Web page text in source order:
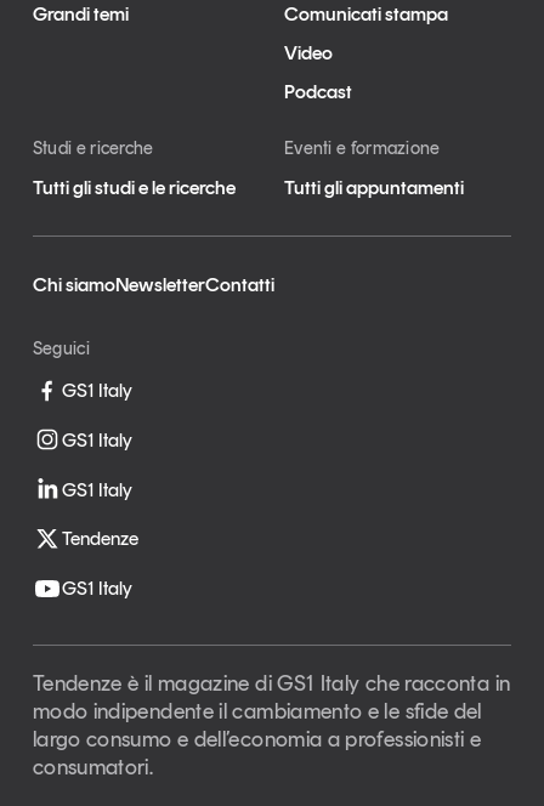
Grandi temi
Comunicati stampa
Video
Podcast
Studi e ricerche
Tutti gli studi e le ricerche
Eventi e formazione
Tutti gli appuntamenti
Chi siamoNewsletterContatti
Seguici
GS1 Italy
GS1 Italy
GS1 Italy
Tendenze
GS1 Italy
Tendenze è il magazine di GS1 Italy che racconta in
modo indipendente il cambiamento e le sfide del
largo consumo e dell’economia a professionisti e
consumatori.